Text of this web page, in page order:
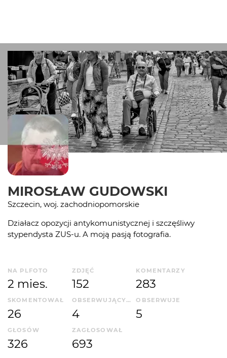
MIROSŁAW GUDOWSKI
Szczecin, woj. zachodniopomorskie
Działacz opozycji antykomunistycznej i szczęśliwy
stypendysta ZUS-u. A moją pasją fotografia.
NA PLFOTO
2 mies.
ZDJĘĆ
152
KOMENTARZY
283
SKOMENTOWAŁ
26
OBSERWUJĄCYCH
4
OBSERWUJE
5
GŁOSÓW
326
ZAGŁOSOWAŁ
693